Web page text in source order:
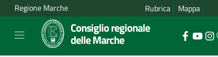
Regione Marche Rubrica Mappa
Consiglio regionale
delle Marche